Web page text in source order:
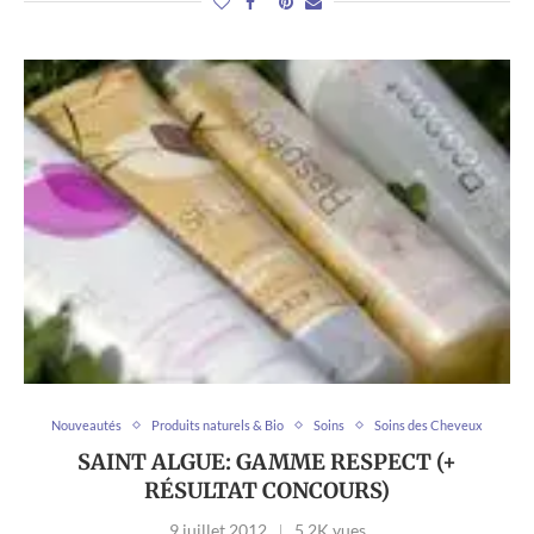
Nouveautés Produits naturels & Bio Soins Soins des Cheveux
SAINT ALGUE: GAMME RESPECT (+
RÉSULTAT CONCOURS)